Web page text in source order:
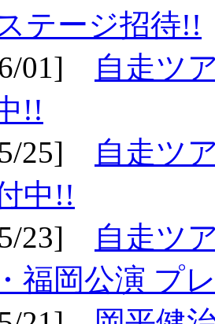
テージ招待!!
01]
自走ツ
!!
25]
自走ツ
中!!
23]
自走ツ
福岡公演 プ